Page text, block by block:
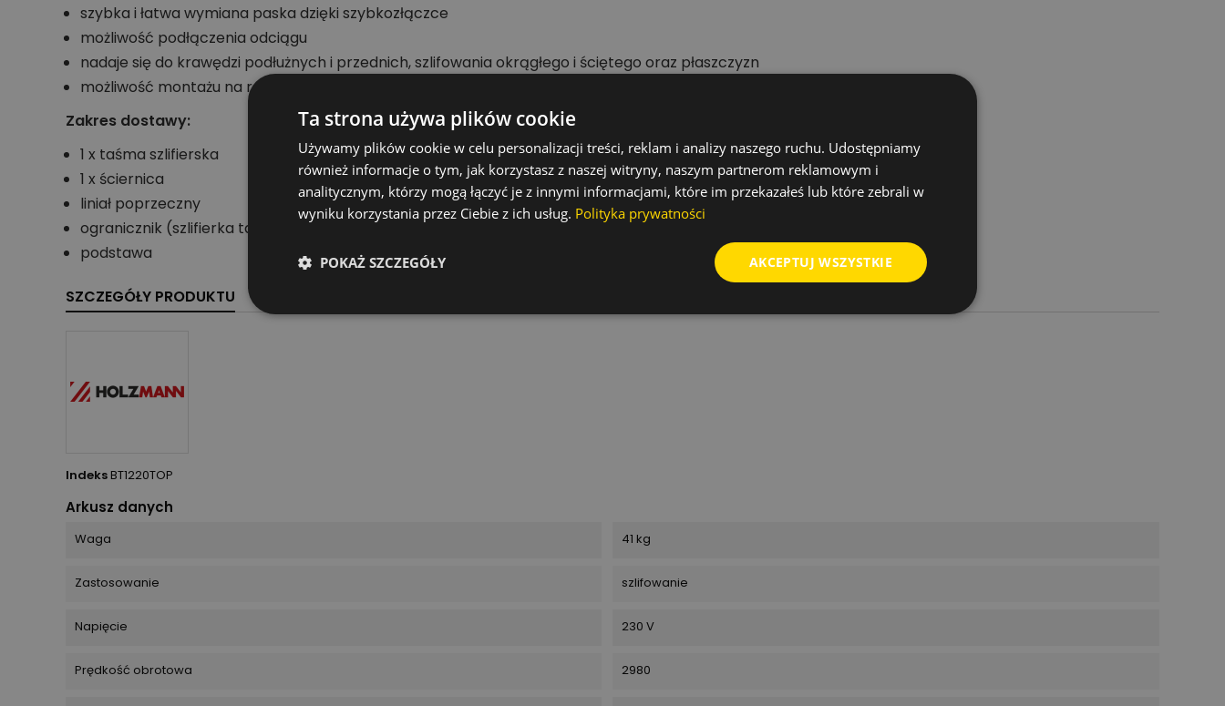
szybka i łatwa wymiana paska dzięki szybkozłączce
możliwość podłączenia odciągu
nadaje się do krawędzi podłużnych i przednich, szlifowania okrągłego i ściętego oraz płaszczyzn
możliwość montażu na ramie podstawy lub na stole
Zakres dostawy:
1 x taśma szlifierska
1 x ściernica
liniał poprzeczny
ogranicznik (szlifierka taśmowa)
podstawa
SZCZEGÓŁY PRODUKTU
IndeksBT1220TOP
Arkusz danych
Waga 41 kg
Zastosowanie szlifowanie
Napięcie 230 V
Prędkość obrotowa 2980
Ta strona używa plików cookie
Używamy plików cookie w celu personalizacji treści, reklam i analizy naszego ruchu. Udostępniamy
również informacje o tym, jak korzystasz z naszej witryny, naszym partnerom reklamowym i
analitycznym, którzy mogą łączyć je z innymi informacjami, które im przekazałeś lub które zebrali w
wyniku korzystania przez Ciebie z ich usług. Polityka prywatności
AKCEPTUJ WSZYSTKIE
POKAŻ SZCZEGÓŁY